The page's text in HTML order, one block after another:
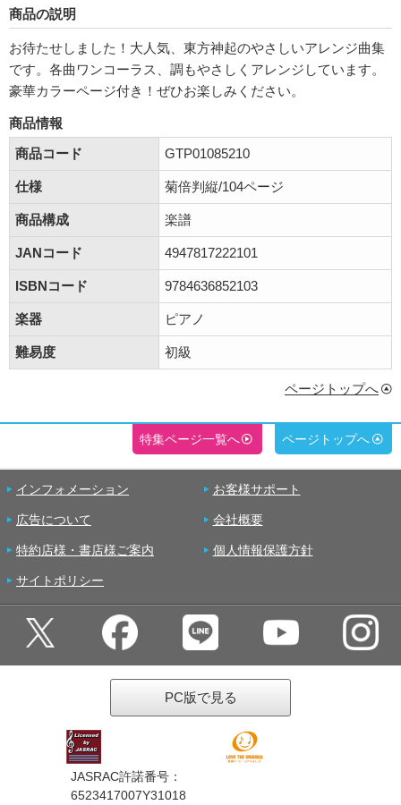
商品の説明
お待たせしました！大人気、東方神起のやさしいアレンジ曲集
です。各曲ワンコーラス、調もやさしくアレンジしています。
豪華カラーページ付き！ぜひお楽しみください。
商品情報
商品コード
GTP01085210
仕様 菊倍判縦/104ページ
商品構成 楽譜
JANコード 4947817222101
ISBNコード 9784636852103
楽器 ピアノ
難易度 初級
ページトップへ
特集ページ一覧へ ページトップへ
インフォメーション お客様サポート
広告について 会社概要
特約店様・書店様ご案内 個人情報保護方針
サイトポリシー
PC版で見る
JASRAC許諾番号：
6523417007Y31018